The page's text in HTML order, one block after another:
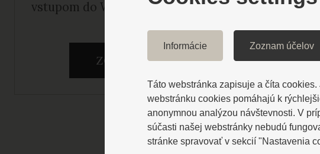
vstupom do Wellness Spa na 4 noci za
ZOBRAZIŤ VIAC
Informácie Zoznam účelov
Táto webstránka zapisuje a číta
webstránku cookies pomáhajú k
anonymnou analýzou návštevnosti. V
súčasti našej webstránky nebudú
stránke spravovať v sekcií "Nastavenia